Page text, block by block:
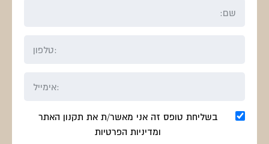
בשליחת טופס זה אני מאשר/ת את תקנון האתר
ומדיניות הפרטיות